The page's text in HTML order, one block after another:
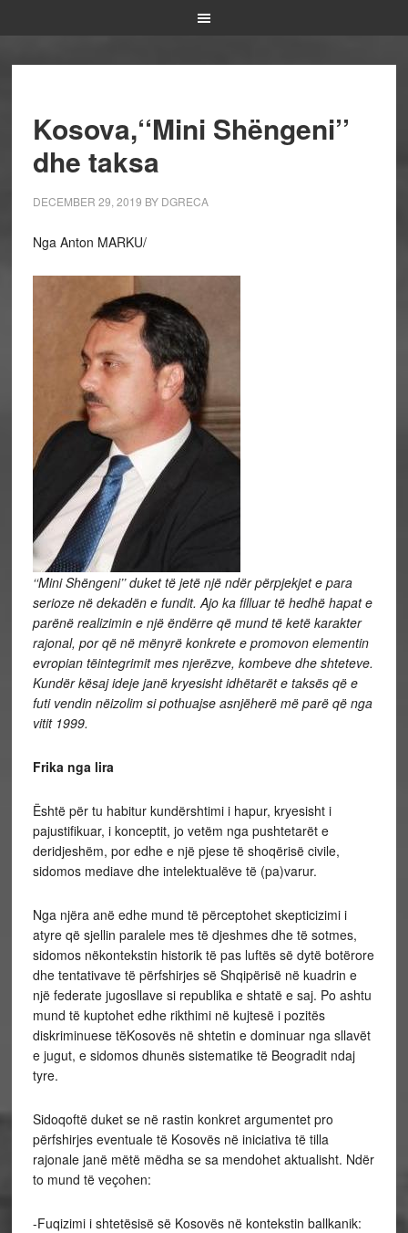
Kosova,‘‘Mini Shëngeni’’
dhe taksa
DECEMBER 29, 2019 BY DGRECA
Nga Anton MARKU/
‘‘Mini Shëngeni’’ duket tëjetënjëndër përpjekjet e para
serioze nëdekadën e fundit. Ajo ka filluar tëhedhëhapat e
parënërealizimin e një ëndërre qëmund tëketëkarakter
rajonal, por që nëmënyrëkonkrete e promovon elementin
evropian tëintegrimit mes njerëzve, kombeve dhe shteteve.
Kundër kësaj ideje janëkryesisht idhëtarët e taksës qëe
futi vendin nëizolim si pothuajse asnjëherëmëparëqënga
vitit 1999.
Frika nga lira
Është për tu habitur kundërshtimi i hapur, kryesisht i
pajustifikuar, i konceptit, jo vetëm nga pushtetarët e
deridjeshëm, por edhe e një pjese të shoqërisë civile,
sidomos mediave dhe intelektualëve të (pa)varur.
Nga njëra anë edhe mund të përceptohet skepticizimi i
atyre që sjellin paralele mes të djeshmes dhe të sotmes,
sidomos nëkontekstin historik të pas luftës së dytë botërore
dhe tentativave të përfshirjes së Shqipërisë në kuadrin e
një federate jugosllave si republika e shtatë e saj. Po ashtu
mund të kuptohet edhe rikthimi në kujtesë i pozitës
diskriminuese tëKosovës në shtetin e dominuar nga sllavët
e jugut, e sidomos dhunës sistematike të Beogradit ndaj
tyre.
Sidoqoftë duket se në rastin konkret argumentet pro
përfshirjes eventuale të Kosovës në iniciativa të tilla
rajonale janë mëtë mëdha se sa mendohet aktualisht. Ndër
to mund të veçohen:
-Fuqizimi i shtetësisë së Kosovës në kontekstin ballkanik: